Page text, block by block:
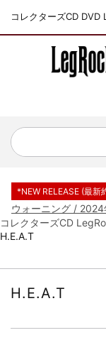
コレクターズCD
ジャーニー / 1979
*NEW RELEASE (最新
*NEW RELEASE (最新
ウォーニング /
IEM+Aud！
*NEW RELEASE (最新
収録！
*NEW RELEASE (最新
コレクターズCD
H.E.A.T
H.E.A.T